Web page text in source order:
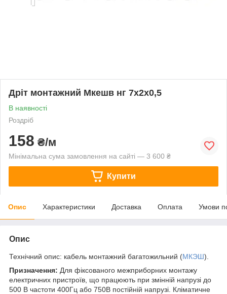
Дріт монтажний Мкешв нг 7х2х0,5
В наявності
Роздріб
158 ₴/м
Мінімальна сума замовлення на сайті — 3 600 ₴
Купити
Опис Характеристики Доставка Оплата Умови
Опис
Технічний опис: кабель монтажний багатожильний (МКЭШ).
Призначення: Для фіксованого межприборних монтажу
електричних пристроїв, що працюють при змінній напрузі до
500 В частоти 400Гц або 750В постійній напрузі. Кліматичне